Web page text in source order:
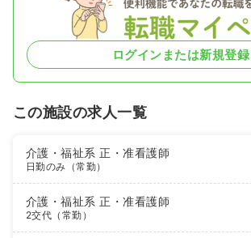
ログインまたは新規登録
この施設の求人一覧
介護・福祉系正・准看護師
日勤のみ（常勤）
介護・福祉系正・准看護師
2交代（常勤）